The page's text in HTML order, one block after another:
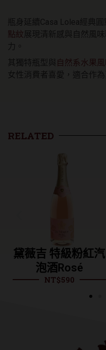
瓶身延續Casa Lolea經典圓
點紋 展現清新感與自然風
力。
其獨特瓶型與 自然系水果
女性消費者喜愛，適合作
RELATED
黛薇吉 特級粉紅汽
泡酒Rosé
NT$590